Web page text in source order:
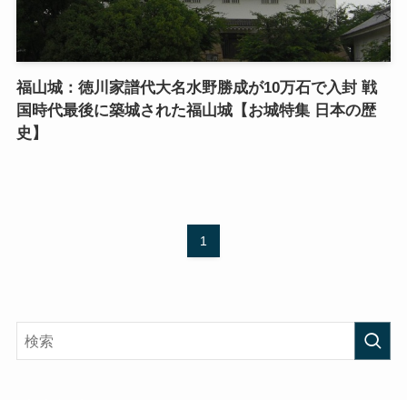
福山城：徳川家譜代大名水野勝成が10万石で入封 戦
国時代最後に築城された福山城【お城特集 日本の歴
史】
1